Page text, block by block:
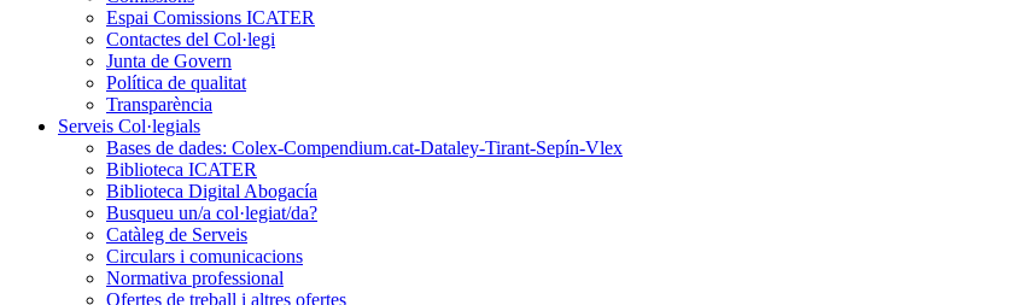
Espai Comissions ICATER
Contactes del Col·legi
Junta de Govern
Política de qualitat
Transparència
Serveis Col·legials
Bases de dades: Colex-Compendium.cat-Dataley-Tirant-Sepín-Vlex
Biblioteca ICATER
Biblioteca Digital Abogacía
Busqueu un/a col·legiat/da?
Catàleg de Serveis
Circulars i comunicacions
Normativa professional
Ofertes de treball i altres ofertes